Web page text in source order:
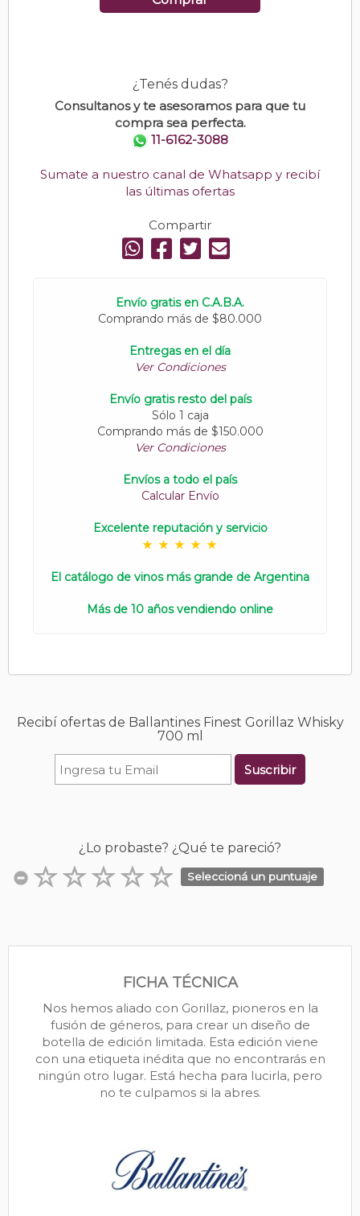
¿Tenés dudas?
Consultanos y te asesoramos para que tu
compra sea perfecta.
11-6162-3088
Sumate a nuestro canal de Whatsapp y recibí
las últimas ofertas
Compartir
Envío gratis en C.A.B.A.
Comprando más de $80.000
Entregas en el día
Ver Condiciones
Envío gratis resto del país
Sólo 1 caja
Comprando más de $150.000
Ver Condiciones
Envíos a todo el país
Calcular Envío
Excelente reputación y servicio
El catálogo de vinos más grande de Argentina
Más de 10 años vendiendo online
Recibí ofertas de Ballantines Finest Gorillaz Whisky
700 ml
Suscribir
¿Lo probaste? ¿Qué te pareció?
Seleccioná un puntuaje
FICHA TÉCNICA
Nos hemos aliado con Gorillaz, pioneros en la
fusión de géneros, para crear un diseño de
botella de edición limitada. Esta edición viene
con una etiqueta inédita que no encontrarás en
ningún otro lugar. Está hecha para lucirla, pero
no te culpamos si la abres.